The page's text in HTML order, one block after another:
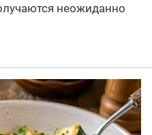
неожиданно